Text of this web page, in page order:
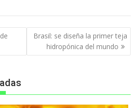
Brasil: se diseña la primer teja
hidropónica del mundo